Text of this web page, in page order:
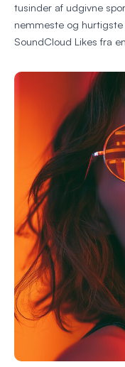
tusinder af udgivne
nemmeste og
SoundCloud Likes fra